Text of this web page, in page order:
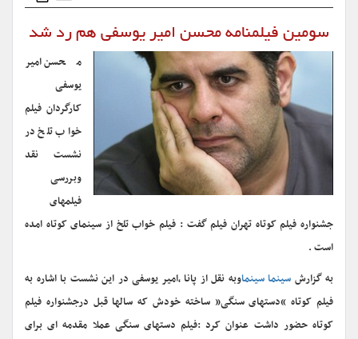
سومین فیلمنامه محسن امیر یوسفی هم رد شد
محسن امیر
یوسفی
کارگردان فیلم
خواب تلخ در
نشست نقد
وبررسی
فیلمهای
جشنواره فیلم کوتاه تهران فیلم گفت : فیلم خواب تلخ از سینمای کوتاه امده
است .
به گزارش سینما سینما
وبه نقل از پانا ٬امیر یوسفی در این نشست با اشاره به
فیلم کوتاه “دستهای سنگی” ساخته خودش که سالها قبل درجشنواره فیلم
کوتاه حضور داشت عنوان کرد :فیلم دستهای سنگی عملا مقدمه ای برای